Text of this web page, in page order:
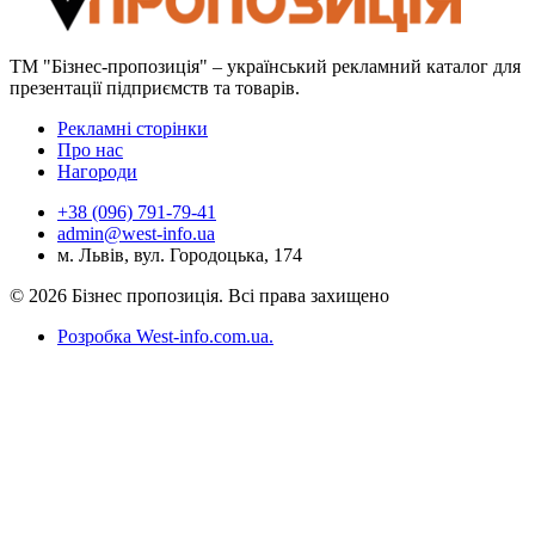
ТМ "Бізнес-пропозиція" – український рекламний каталог для
презентації підприємств та товарів.
Рекламні сторінки
Про нас
Нагороди
+38 (096) 791-79-41
admin@west-info.ua
м. Львів, вул. Городоцька, 174
© 2026 Бізнес пропозиція. Всі права захищено
Розробка West-info.com.ua.